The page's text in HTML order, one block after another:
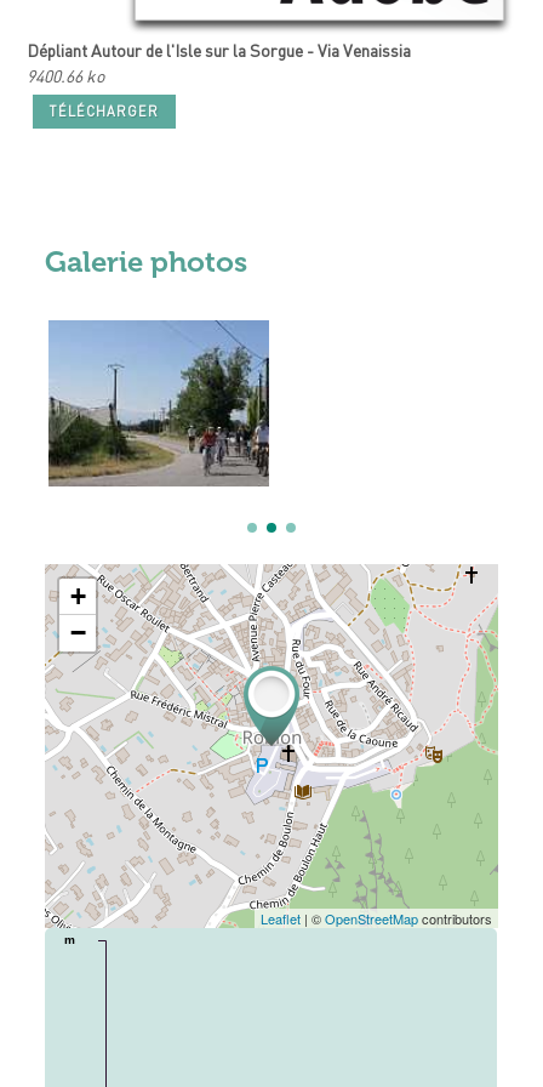
Dépliant Autour de l'Isle sur la Sorgue - Via Venaissia
9400.66 ko
TÉLÉCHARGER
Galerie photos
+
−
Leaflet| ©OpenStreetMapcontributors
m